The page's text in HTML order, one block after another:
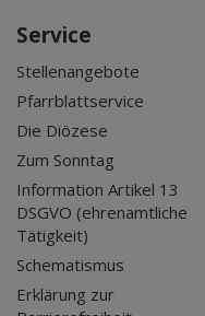
Service
Stellenangebote
Pfarrblattservice
Die Diözese
Zum Sonntag
Information Artikel 13
DSGVO (ehrenamtliche
Tätigkeit)
Schematismus
Erklärung zur